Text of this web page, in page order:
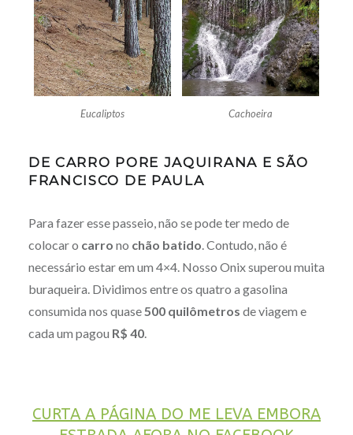
Eucaliptos Cachoeira
DE CARRO PORE JAQUIRANA E SÃO
FRANCISCO DE PAULA
Para fazer esse passeio, não se pode ter medo de
colocar o carro no chão batido. Contudo, não é
necessário estar em um 4×4. Nosso Onix superou muita
buraqueira. Dividimos entre os quatro a gasolina
consumida nos quase500 quilômetros de viagem e
cada um pagou R$ 40.
CURTA A PÁGINA DO ME LEVA EMBORA